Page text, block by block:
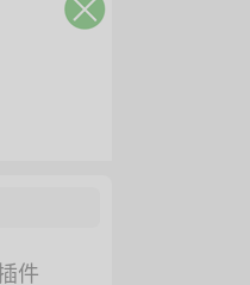
件